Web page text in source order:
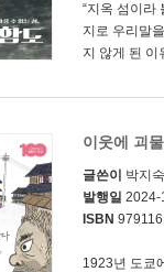
“지옥 섬이라
지로 우리말
지 않게 된 이
이웃에 괴
글쓴이 박지
발행일
ISBN
1923년 도쿄